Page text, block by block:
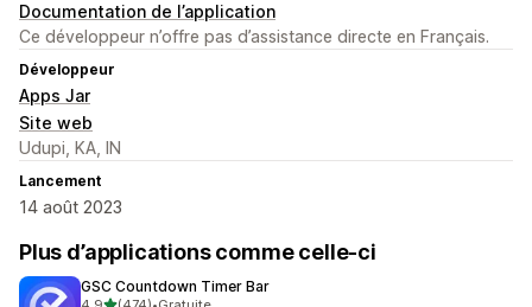
Documentation de l’application
Ce développeur n’offre pas d’assistance directe en Français.
Développeur
Apps Jar
Site web
Udupi, KA, IN
Lancement
14 août 2023
Plus d’applications comme celle-ci
GSC Countdown Timer Bar